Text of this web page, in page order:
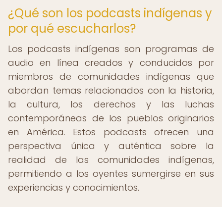
¿Qué son los podcasts indígenas y
por qué escucharlos?
Los podcasts indígenas son programas de
audio en línea creados y conducidos por
miembros de comunidades indígenas que
abordan temas relacionados con la historia,
la cultura, los derechos y las luchas
contemporáneas de los pueblos originarios
en América. Estos podcasts ofrecen una
perspectiva única y auténtica sobre la
realidad de las comunidades indígenas,
permitiendo a los oyentes sumergirse en sus
experiencias y conocimientos.